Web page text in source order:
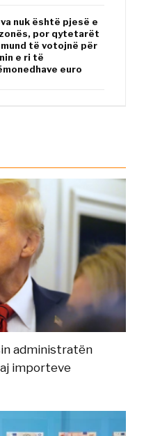
nuk është pjesë e
por qytetarët
mund të votojnë për
e ri të
euro
administratën
importeve